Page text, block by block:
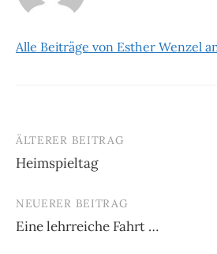
Alle Beiträge von Esther Wenzel
Beitrags-
Navigation
ÄLTERER BEITRAG
Heimspieltag
NEUERER BEITRAG
Eine lehrreiche Fahrt …